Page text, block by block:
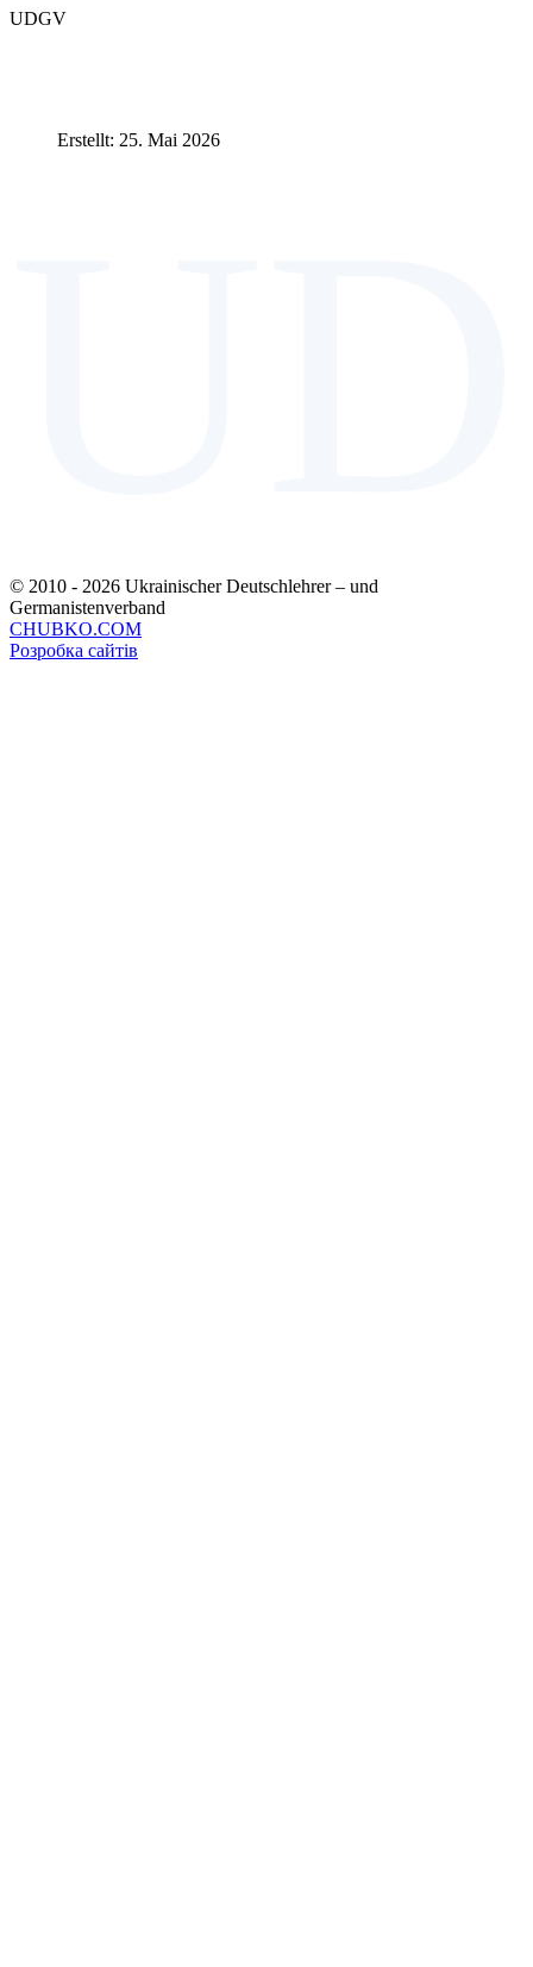
UDGV
Erstellt: 25. Mai 2026
© 2010 - 2026 Ukrainischer Deutschlehrer – und
Germanistenverband
CHUBKO.COM
Розробка сайтів